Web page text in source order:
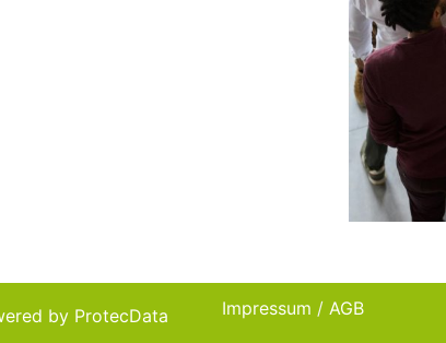
by ProtecData Impressum / AGB